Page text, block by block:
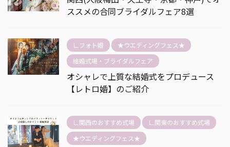
ススメの合同ブライダルフェア8選
∟フォト婚
★ウエディングフェス★
結婚式場・ブライダルフェア
オシャレで上質な結婚式をプロデュース
【レトロ婚】のご紹介
∟関西のおすすめ式場
∟関東のおすすめ式場
★ウエディングフェス★